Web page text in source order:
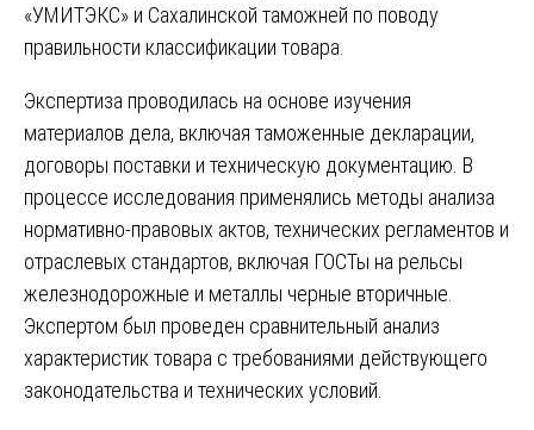
«УМИТЭКС» и Сахалинской таможней по поводу
правильности классификации товара.
Экспертиза проводилась на основе изучения
материалов дела, включая таможенные декларации,
договоры поставки и техническую документацию. В
процессе исследования применялись методы анализа
нормативно-правовых актов, технических регламентов и
отраслевых стандартов, включая ГОСТы на рельсы
железнодорожные и металлы черные вторичные.
Экспертом был проведен сравнительный анализ
характеристик товара с требованиями действующего
законодательства и технических условий.